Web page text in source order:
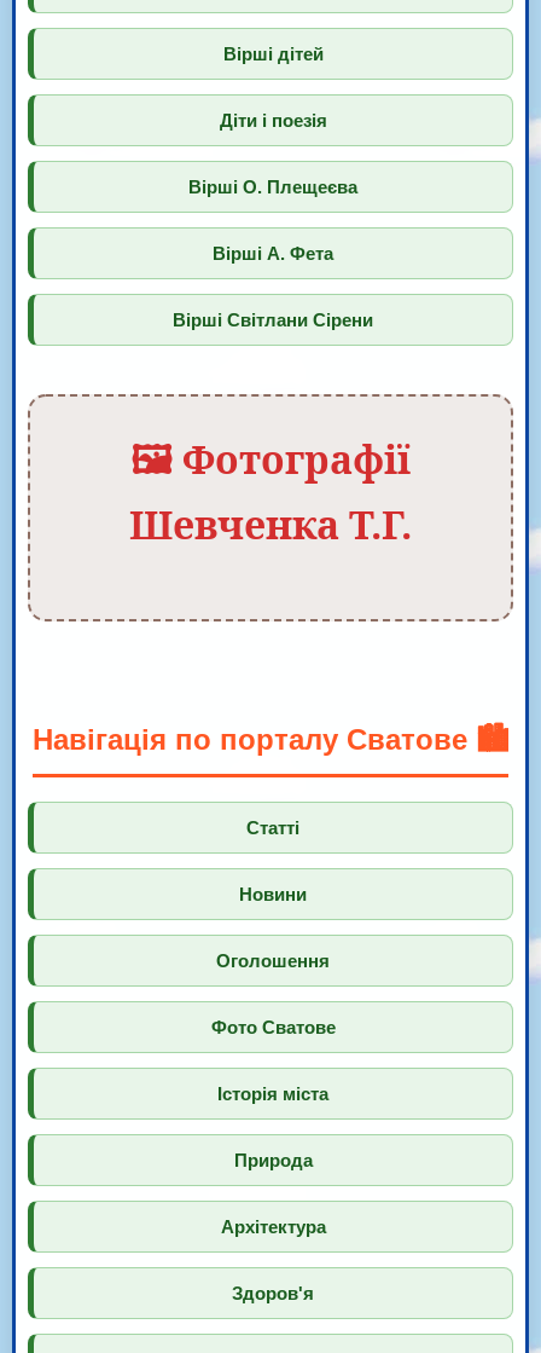
Вірші дітей
Діти і поезія
Вірші О. Плещеєва
Вірші А. Фета
Вірші Світлани Сірени
🖼️ Фотографії
Шевченка Т.Г.
Навігація по порталу Сватове 🏙️
Статті
Новини
Оголошення
Фото Сватове
Історія міста
Природа
Архітектура
Здоров'я